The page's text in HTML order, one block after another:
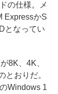
の仕様。メ
ExpressかS
となってい
8K、4K、
とおりだ。
Windows 1